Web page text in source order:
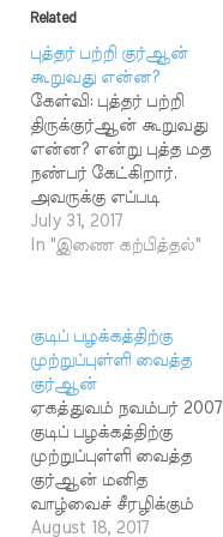
Related
புத்தர் பற்றி குர்ஆன்
கூறுவது என்ன?
கேள்வி: புத்தர் பற்றி
திருக்குர்ஆன் கூறுவது
என்ன? என்று புத்த மத
நண்பர் கேட்கிறார்.
அவருக்கு எப்படி
விளக்கம் கூறுவது? -
இலங்கை எம்.ஜே.எம்.
குறிப்பிடும் வரலாற்றுப்
புத்தகமல்ல. அவ்வாறு
எழுதப்படுவதாக
இருந்தால் இப்போது
இருப்பதை விட ஆயிரம்
மடங்கு பெரிதாக குர்ஆன்
ஆகி விடும். மனிதன்
இவ்வுலகில் எப்படி
வாழ்ந்தால் அது நன்மை
July 31, 2017
In "இணை கற்பித்தல்"
குடிப் பழக்கத்திற்கு
முற்றுப்புள்ளி வைத்த
குர்ஆன்
ஏகத்துவம் நவம்பர் 2007
குடிப் பழக்கத்திற்கு
முற்றுப்புள்ளி வைத்த
குர்ஆன் மனித
வாழ்வைச் சீரழிக்கும்
நச்சுப் பொருள்களில் மது
August 18, 2017